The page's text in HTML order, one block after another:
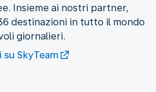
Insieme ai nostri partner,
destinazioni in tutto il mondo
giornalieri.
SkyTeam